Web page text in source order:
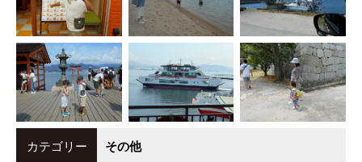
カテゴリー その他